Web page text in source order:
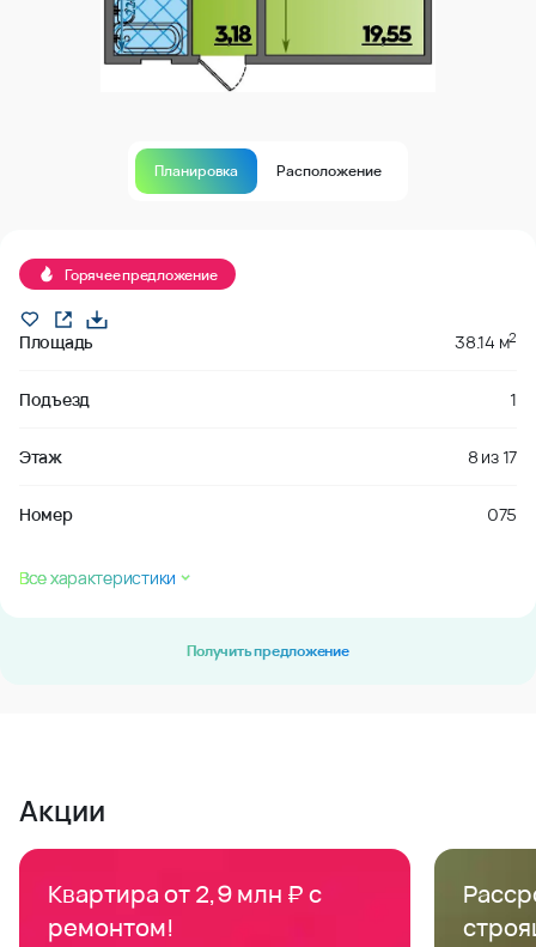
Планировка Расположение
Горячее предложение
Площадь 38.14 м2
Подъезд 1
Этаж 8 из17
Номер 075
Все характеристики
Получить предложение
Акции
Квартира от 2,9 млн ₽ с
ремонтом!